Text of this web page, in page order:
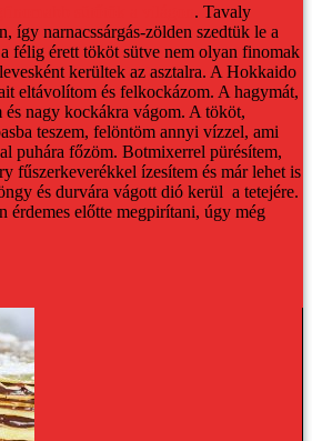
. Tavaly
így narnacssárgás-zölden szedtük le a
félig érett tököt sütve nem olyan finomak
kerültek az asztalra. A Hokkaido
eltávolítom és felkockázom. A hagymát,
nagy kockákra vágom. A tököt,
teszem, felöntöm annyi vízzel, ami
puhára főzöm. Botmixerrel pürésítem,
fűszerkeverékkel ízesítem és már lehet is
és durvára vágott dió kerül a tetejére.
érdemes előtte megpirítani, úgy még